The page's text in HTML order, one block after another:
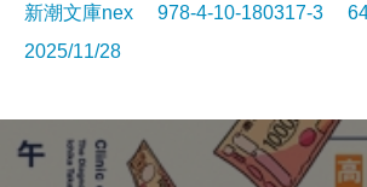
新潮文庫nex 978-4-10-180317-3
2025/11/28